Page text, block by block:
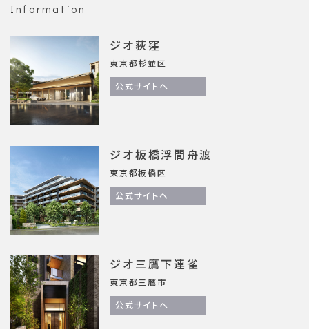
Information
ジオ荻窪
東京都杉並区
公式サイトへ
ジオ板橋浮間舟渡
東京都板橋区
公式サイトへ
ジオ三鷹下連雀
東京都三鷹市
公式サイトへ